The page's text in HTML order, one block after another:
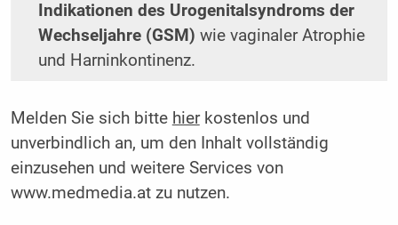
Indikationen des Urogenitalsyndroms der
Wechseljahre (GSM) wie vaginaler Atrophie
und Harninkontinenz.
Melden Sie sich bitte hierkostenlos und
unverbindlich an, um den Inhalt vollständig
einzusehen und weitere Services von
www.medmedia.at zu nutzen.